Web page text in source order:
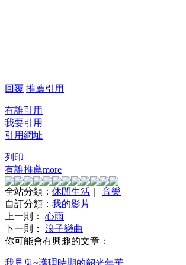
回覆 推薦引用
有誰引用
我要引用
引用網址
列印
有誰推薦more
全站分類： 休閒生活
音樂
自訂分類： 我的影片
上一則： 心雨
下一則： 浪子戀曲
你可能會有興趣的文章：
我見鬼~護理時期的韶光年華